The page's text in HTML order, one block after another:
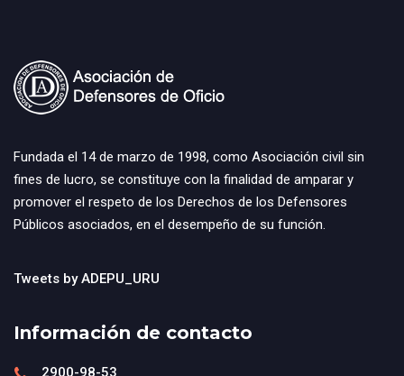
Fundada el 14 de marzo de 1998, como Asociación civil sin
fines de lucro, se constituye con la finalidad de amparar y
promover el respeto de los Derechos de los Defensores
Públicos asociados, en el desempeño de su función.
Tweets by ADEPU_URU
Información de contacto
2900-98-53